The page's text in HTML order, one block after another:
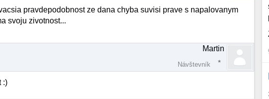
pravdepodobnost ze dana chyba suvisi prave s napalovanym
svoju zivotnost...
Martin
Návštevník
:)